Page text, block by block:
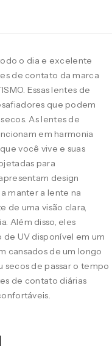
o dia e excelente
de contato da marca
Essas lentes de
que podem
As lentes de
em harmonia
você vive e suas
para
design
manter a lente na
de uma visão clara,
Além disso, eles
UV disponível em um
cansados de um longo
secos de passar o tempo
de contato diárias